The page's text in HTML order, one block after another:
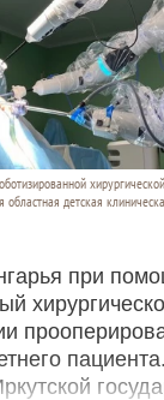
областная детская
при